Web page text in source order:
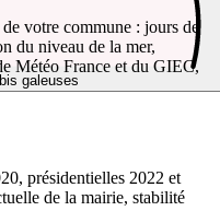
galeuses
votre commune : jours de
du niveau de la mer,
Météo France et du GIEC,
présidentielles 2022 et
de la mairie, stabilité